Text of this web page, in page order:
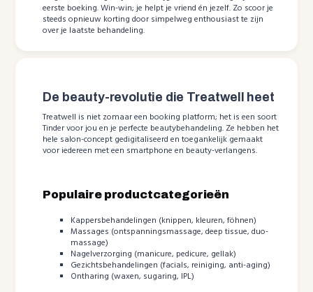
eerste boeking. Win-win; je helpt je vriend én jezelf. Zo scoor je
steeds opnieuw korting door simpelweg enthousiast te zijn
over je laatste behandeling.
De beauty-revolutie die Treatwell heet
Treatwell is niet zomaar een booking platform; het is een soort
Tinder voor jou en je perfecte beautybehandeling. Ze hebben het
hele salon-concept gedigitaliseerd en toegankelijk gemaakt
voor iedereen met een smartphone en beauty-verlangens.
Populaire productcategorieën
Kappersbehandelingen (knippen, kleuren, föhnen)
Massages (ontspanningsmassage, deep tissue, duo-
massage)
Nagelverzorging (manicure, pedicure, gellak)
Gezichtsbehandelingen (facials, reiniging, anti-aging)
Ontharing (waxen, sugaring, IPL)